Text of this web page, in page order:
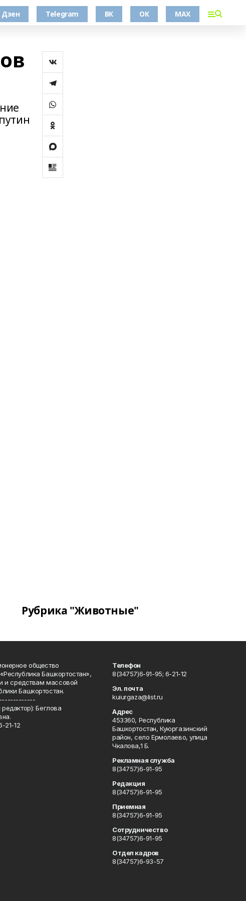
Дзен Telegram ВК ОК MAX
Рубрика "Животные"
общество
Башкортостан»,
и средствам массовой
Башкортостан.
Беглова
21-12
Телефон
8(34757)6-91-95; 6-21-12
Эл. почта
kuiurgaza@list.ru
Адрес
453360, Республика
Башкортостан, Куюргазинский
район, село Ермолаево, улица
Чкалова,1 Б.
Рекламная служба
8(34757)6-91-95
Редакция
8(34757)6-91-95
Приемная
8(34757)6-91-95
Сотрудничество
8(34757)6-91-95
Отдел кадров
8(34757)6-93-57